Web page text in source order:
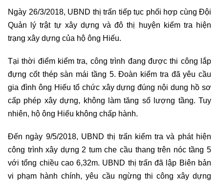
Ngày 26/3/2018, UBND thị trấn tiếp tục phối hợp cùng Đội
Quản lý trật tự xây dựng và đô thị huyện kiểm tra hiện
trạng xây dựng của hộ ông Hiếu.
Tại thời điểm kiểm tra, công trình đang được thi công lắp
đựng cốt thép sàn mái tầng 5. Đoàn kiểm tra đã yêu cầu
gia đình ông Hiếu tổ chức xây dựng đúng nội dung hồ sơ
cấp phép xây dựng, không làm tăng số lượng tầng. Tuy
nhiên, hộ ông Hiếu không chấp hành.
Đến ngày 9/5/2018, UBND thị trấn kiểm tra và phát hiện
công trình xây dựng 2 tum che cầu thang trên nóc tầng 5
với tổng chiều cao 6,32m. UBND thị trấn đã lập Biên bản
vi phạm hành chính, yêu cầu ngừng thi công xây dựng